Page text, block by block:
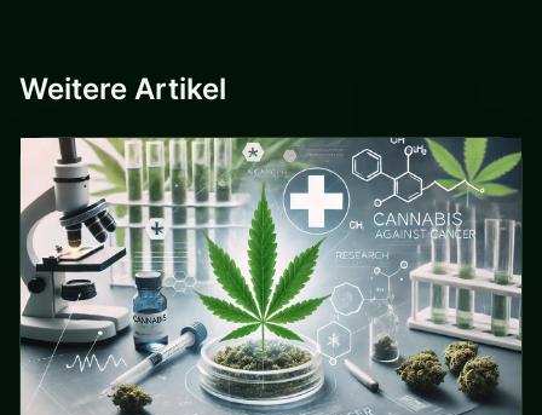
Weitere Artikel